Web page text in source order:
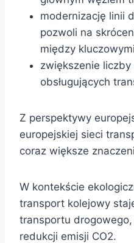
modernizację linii
pozwoli na
między
zwiększenie
obsługujących
Z perspektywy
europejskiej sieci
coraz większe
W kontekście
transport kolejowy
transportu
redukcji emisji CO2.